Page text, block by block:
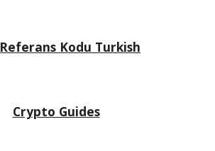
Referans Kodu Turkish
Crypto Guides